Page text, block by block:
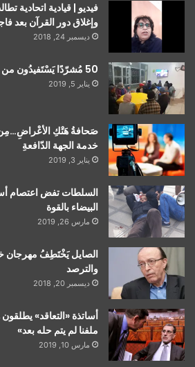
فيديو | قيادية اتحادية
وإغلاق دور القرآن بعد
ديسمبر 24, 2018
50 مُشرّدًا يَسْتَفيدُون من “عملية دفء” بخريبكة
يناير 5, 2019
صَحافةُ هَتْكِ الأعْراضِ…مِن
خدمة الجهة الدّافعةِ
يناير 3, 2019
السلطات تفض اعتصام
البيضاء بالقوة
مارس 26, 2019
الصايل يَخْتَطِفُ مهرجان
والترصد
ديسمبر 20, 2018
أساتذة «التعاقد»
ملفنا لم يتم حله بعد»
مارس 10, 2019